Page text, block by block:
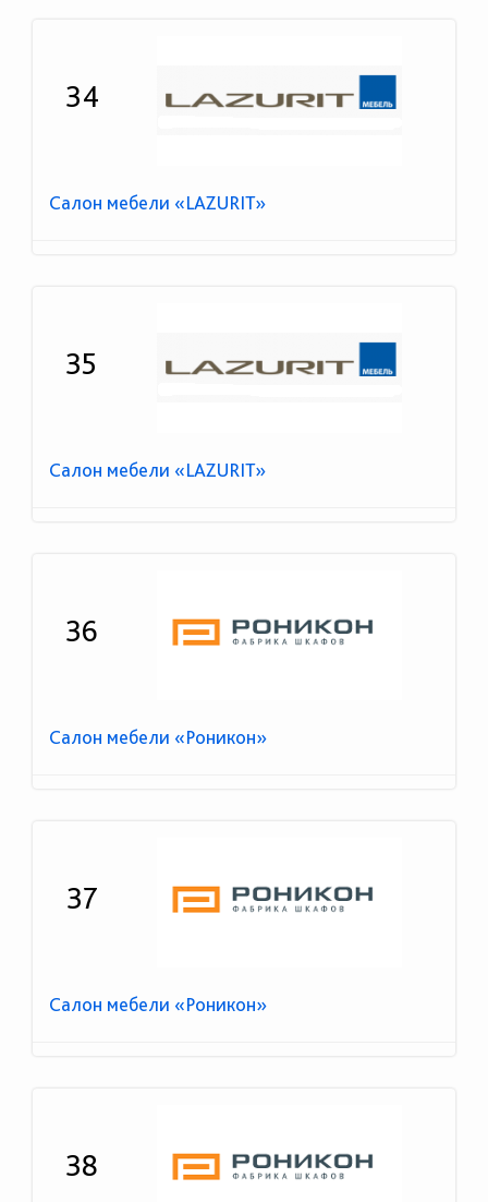
34
Салон мебели «LAZURIT»
35
Салон мебели «LAZURIT»
36
Салон мебели «Роникон»
37
Салон мебели «Роникон»
38